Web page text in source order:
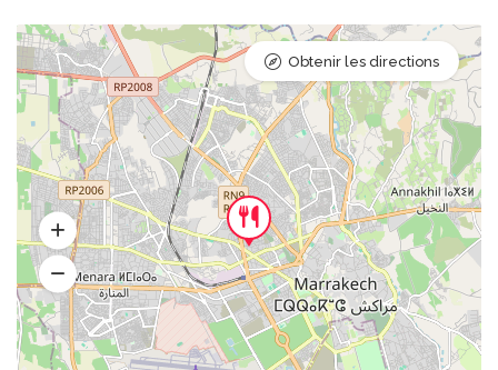
Obtenir les directions